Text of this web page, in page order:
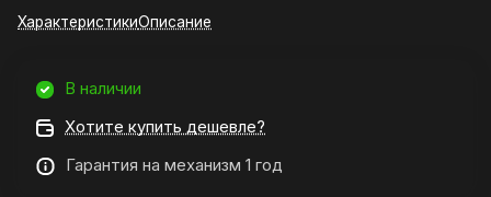
ХарактеристикиОписание
В наличии
Хотите купить дешевле?
Гарантия на механизм 1 год